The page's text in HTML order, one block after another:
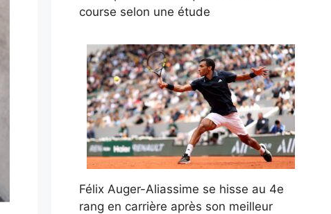
course selon une étude
Félix Auger-Aliassime se hisse au 4e
rang en carrière après son meilleur